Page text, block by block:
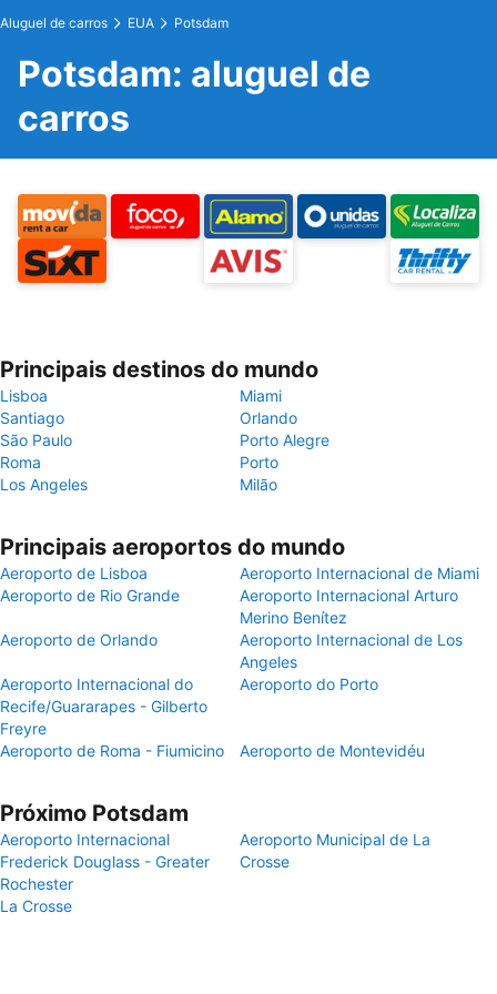
Aluguel de carros EUA Potsdam
Potsdam: aluguel de
carros
Principais destinos do mundo
Lisboa
Miami
Santiago
Orlando
São Paulo
Porto Alegre
Roma
Porto
Los Angeles
Milão
Principais aeroportos do mundo
Aeroporto de Lisboa
Aeroporto Internacional de Miami
Aeroporto de Rio Grande
Aeroporto Internacional Arturo
Merino Benítez
Aeroporto de Orlando
Aeroporto Internacional de Los
Angeles
Aeroporto Internacional do
Recife/Guararapes - Gilberto
Freyre
Aeroporto do Porto
Aeroporto de Roma - Fiumicino Aeroporto de Montevidéu
Próximo Potsdam
Aeroporto Internacional
Frederick Douglass - Greater
Rochester
Aeroporto Municipal de La
Crosse
La Crosse